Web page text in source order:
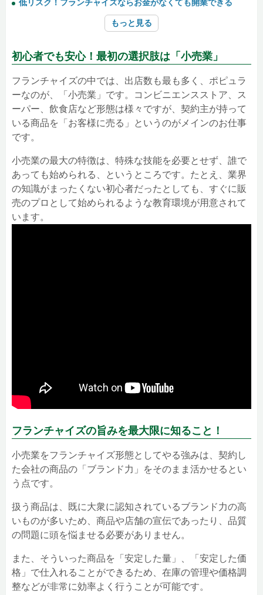
低リスク！フランチャイズならお金がなくても開業できる
もっと見る
初心者でも安心！最初の選択肢は「小売業」
フランチャイズの中では、出店数も最も多く、ポピュラ
ーなのが、「小売業」です。コンビニエンスストア、ス
ーパー、飲食店など形態は様々ですが、契約主が持って
いる商品を「お客様に売る」というのがメインのお仕事
です。
小売業の最大の特徴は、特殊な技能を必要とせず、誰で
あっても始められる、というところです。たとえ、業界
の知識がまったくない初心者だったとしても、すぐに販
売のプロとして始められるような教育環境が用意されて
います。
フランチャイズの旨みを最大限に知ること！
小売業をフランチャイズ形態としてやる強みは、契約し
た会社の商品の「ブランド力」をそのまま活かせるとい
う点です。
扱う商品は、既に大衆に認知されているブランド力の高
いものが多いため、商品や店舗の宣伝であったり、品質
の問題に頭を悩ませる必要がありません。
また、そういった商品を「安定した量」、「安定した価
格」で仕入れることができるため、在庫の管理や価格調
整などが非常に効率よく行うことが可能です。